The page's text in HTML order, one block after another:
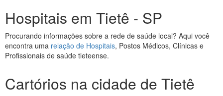
Hospitais em Tietê - SP
Procurando informações sobre a rede de saúde local? Aqui você
encontra uma relação de Hospitais, Postos Médicos, Clínicas e
Profissionais de saúde tieteense.
Cartórios na cidade de Tietê